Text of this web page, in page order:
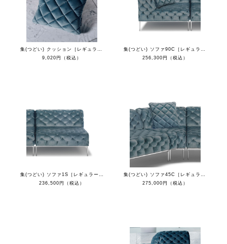
集(つどい) クッション［レギュラーカラー］
9,020円（税込）
集(つどい) ソファ90C［レギュラーカラー］
256,300円（税込）
集(つどい) ソファ1S［レギュラーカラー］
236,500円（税込）
集(つどい) ソファ45C［レギュラーカラー］
275,000円（税込）